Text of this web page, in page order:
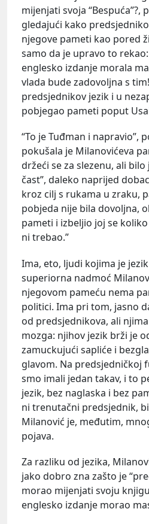
mijenjati svoja “Bespuća”?,
gledajući kako
njegove pameti kao pored
samo da je upravo to rekao:
englesko izdanje morala
vlada bude zadovoljna s
predsjednikov jezik i u
pobjegao pameti poput
“To je Tuđman i napravio”,
pokušala je Milanovićeva
držeći se za slezenu, ali bilo
čast”, daleko naprijed
kroz cilj s rukama u zraku,
pobjeda nije bila dovoljna,
pameti i izbeljio joj se
ni trebao.”
Ima, eto, ljudi kojima je
superiorna nadmoć
njegovom pameću nema
politici. Ima pri tom, jasno
od predsjednikova, ali
mozga: njihov jezik brži je
zamuckujući sapliće i
glavom. Na predsjedničkoj
smo imali jedan takav, i to
jezik, bez naglaska i bez
ni trenutačni predsjednik,
Milanović je, međutim,
pojava.
Za razliku od jezika,
jako dobro zna zašto je
morao mijenjati svoju
englesko izdanje morao